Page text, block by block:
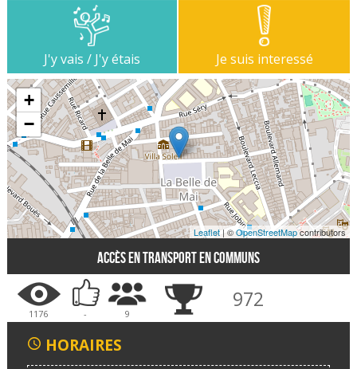
J'y vais / J'y étais Je suis interessé
+
−
Leaflet| ©OpenStreetMapcontributors
Accès en transport en communs
1176 - 9
972
HORAIRES